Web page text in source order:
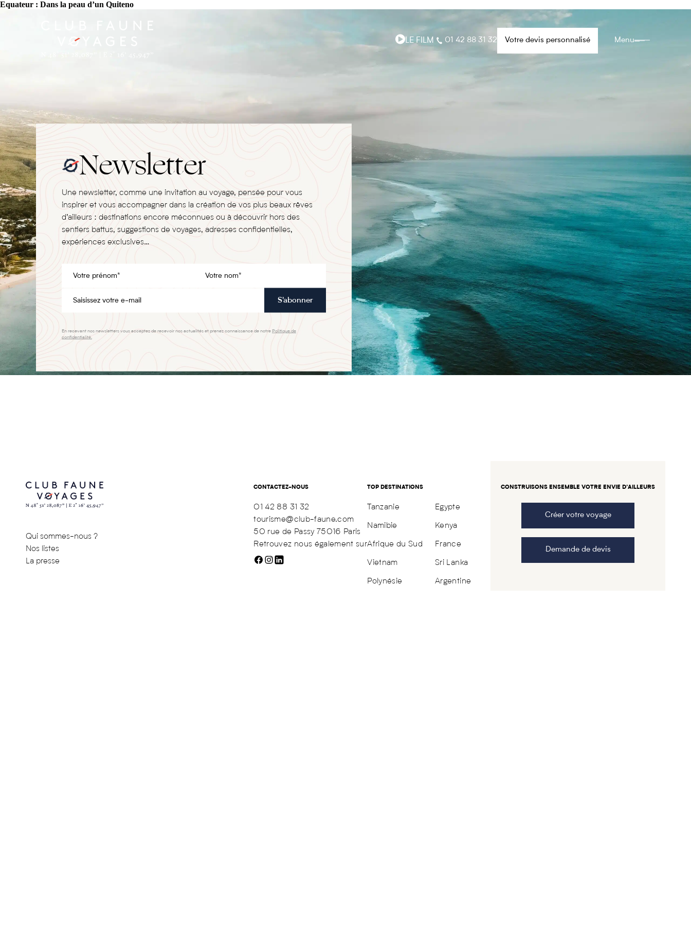
LE FILM 01 42 88 31 32 Votre devis personnalisé Menu
Equateur : Dans la peau d’un Quiteno
Newsletter
Une newsletter, comme une invitation au voyage, pensée pour vous
inspirer et vous accompagner dans la création de vos plus beaux rêves
d’ailleurs : destinations encore méconnues ou à découvrir hors des
sentiers battus, suggestions de voyages, adresses confidentielles,
expériences exclusives…
S'abonner
En recevant nos newsletters vous acceptez de recevoir nos actualités et prenez connaissance de notre Politique de
confidentialité.
Qui sommes-nous ?
Nos listes
La presse
CONTACTEZ-NOUS
01 42 88 31 32
tourisme@club-faune.com
50 rue de Passy 75016 Paris
Retrouvez nous également sur
TOP DESTINATIONS
Tanzanie Egypte
Namibie Kenya
Afrique du Sud France
Vietnam Sri Lanka
Polynésie Argentine
CONSTRUISONS ENSEMBLE VOTRE ENVIE D’AILLEURS
Créer votre voyage
Demande de devis